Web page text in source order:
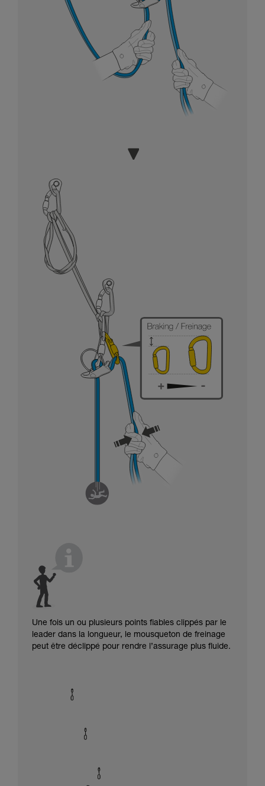
Une fois un ou plusieurs points fiables clippés par le
leader dans la longueur, le mousqueton de freinage
peut être déclippé pour rendre l’assurage plus fluide.